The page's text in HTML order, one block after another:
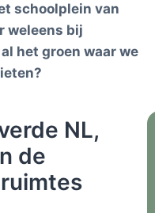
schoolplein van
weleens bij
het groen waar we
NL,
de